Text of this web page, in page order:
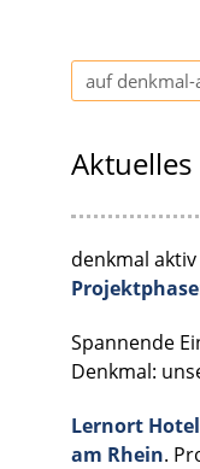
Aktuelles
denkmal
Spannende
Denkmal:
Lernort
am Rhein.